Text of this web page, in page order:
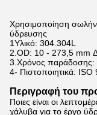
Χρησιμοποίηση
ύδρευσης
1Υλικό: 304.304L
2.OD: 10 - 273,5 mm
3.Χρόνος παράδοσης:
4- Πιστοποιητικά:
Περιγραφή του
Ποιες είναι οι
χάλυβα για το έργο